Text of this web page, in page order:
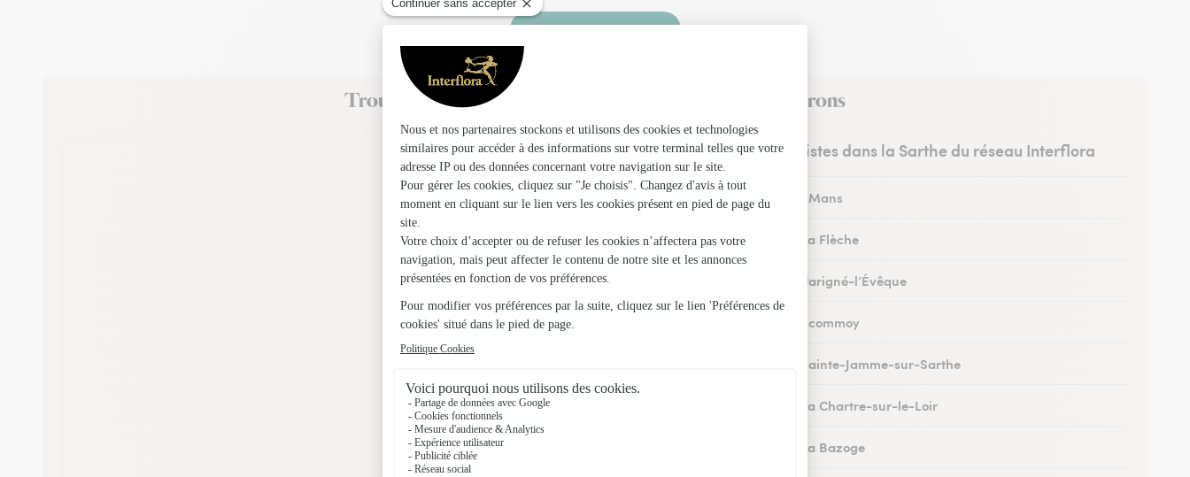
Faire livrer des fleurs
Trouvez un fleuriste Interflora à Avessé et dans ses environs
Les fleuristes dans la Sarthe du réseau Interflora
Fleuristes au Mans
Fleuristes à La Flèche
Fleuristes à Parigné-l’Évêque
Fleuristes à Écommoy
Fleuristes à Sainte-Jamme-sur-Sarthe
Fleuristes à La Chartre-sur-le-Loir
Fleuristes à La Bazoge